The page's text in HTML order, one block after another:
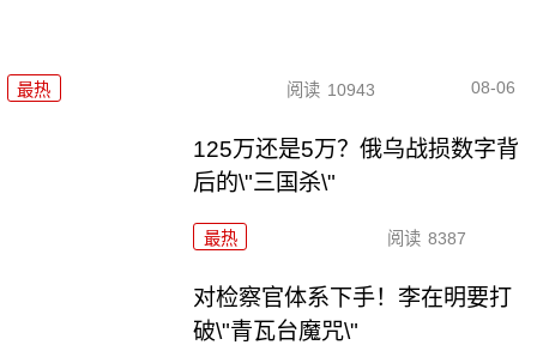
最热 阅读 10943 08-06
125万还是5万？俄乌战损数字背
后的\"三国杀\"
最热 阅读 8387
对检察官体系下手！李在明要打
破\"青瓦台魔咒\"